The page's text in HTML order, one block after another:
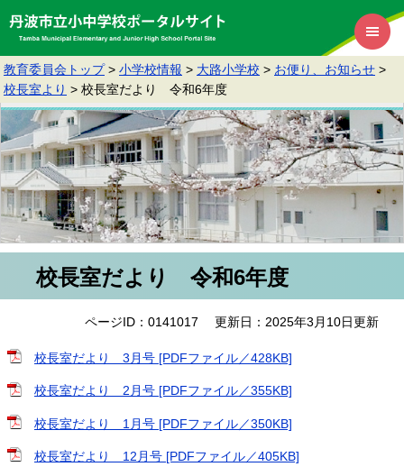
教育委員会トップ > 小学校情報 > 大路小学校 > お便り、お知らせ >
校長室より > 校長室だより 令和6年度
校長室だより 令和6年度
ページID：0141017 更新日：2025年3月10日更新
校長室だより 3月号 [PDFファイル／428KB]
校長室だより 2月号 [PDFファイル／355KB]
校長室だより 1月号 [PDFファイル／350KB]
校長室だより 12月号 [PDFファイル／405KB]